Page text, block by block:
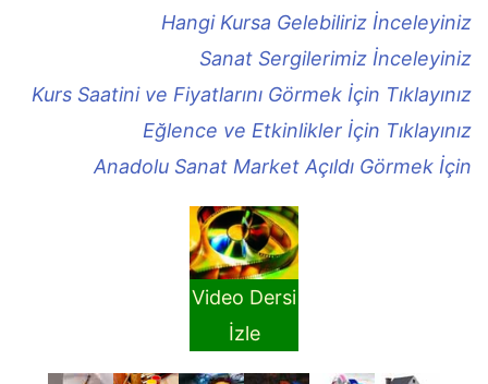
Hangi Kursa Gelebiliriz İnceleyiniz
Sanat Sergilerimiz İnceleyiniz
Kurs Saatini ve Fiyatlarını Görmek İçin Tıklayınız
Eğlence ve Etkinlikler İçin Tıklayınız
Anadolu Sanat Market Açıldı Görmek İçin
Video Dersi
İzle